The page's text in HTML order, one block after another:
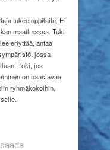
tukee oppilaita. Ei
maailmassa. Tuki
eriyttää, antaa
jossa
Toki, jos
on haastavaa.
ryhmäkokoihin,